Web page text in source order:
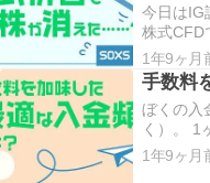
今日はIG
株式CFD
では
ト。
すので
どん価値
1年9ヶ月
手数料
ぼくの入
く）。 1
んは所得
入金力
1年9ヶ月